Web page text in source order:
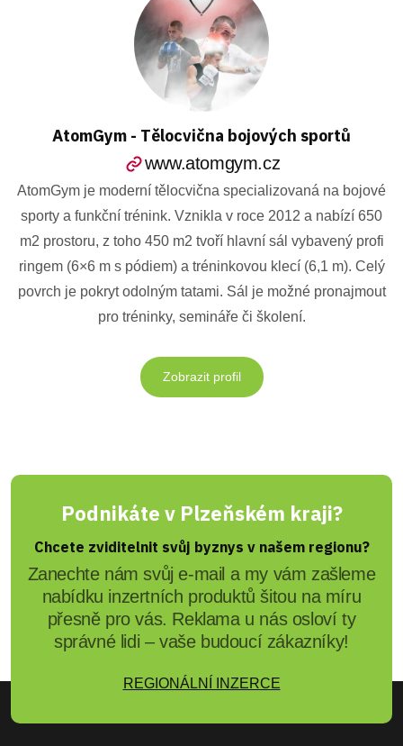
AtomGym - Tělocvična bojových sportů
www.atomgym.cz
AtomGym je moderní tělocvična specializovaná na bojové
sporty a funkční trénink. Vznikla v roce 2012 a nabízí 650
m2 prostoru, z toho 450 m2 tvoří hlavní sál vybavený profi
ringem (6×6 m s pódiem) a tréninkovou klecí (6,1 m). Celý
povrch je pokryt odolným tatami. Sál je možné pronajmout
pro tréninky, semináře či školení.
Zobrazit profil
Podnikáte v Plzeňském kraji?
Chcete zviditelnit svůj byznys v našem regionu?
Zanechte nám svůj e-mail a my vám zašleme
nabídku inzertních produktů šitou na míru
přesně pro vás. Reklama u nás osloví ty
správné lidi – vaše budoucí zákazníky!
REGIONÁLNÍ INZERCE